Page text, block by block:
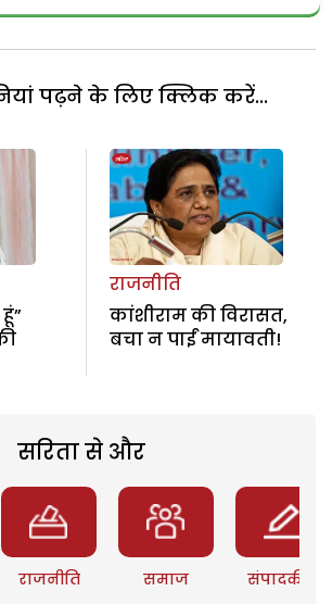
पढ़ने के लिए क्लिक करें...
राजनीति
कांशीराम की विरासत,
बचा न पाईं मायावती!
सरिता से और
राजनीति समाज संपादकीय